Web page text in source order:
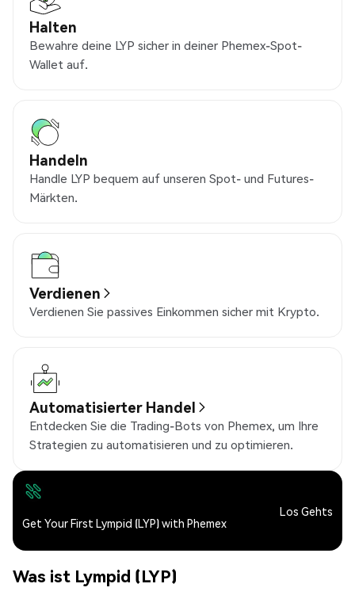
Halten
Bewahre deine LYP sicher in deiner Phemex-Spot-
Wallet auf.
Handeln
Handle LYP bequem auf unseren Spot- und Futures-
Märkten.
Verdienen
Verdienen Sie passives Einkommen sicher mit Krypto.
Automatisierter Handel
Entdecken Sie die Trading-Bots von Phemex, um Ihre
Strategien zu automatisieren und zu optimieren.
Get Your First Lympid (LYP) with Phemex
Los Gehts
Was ist Lympid (LYP)